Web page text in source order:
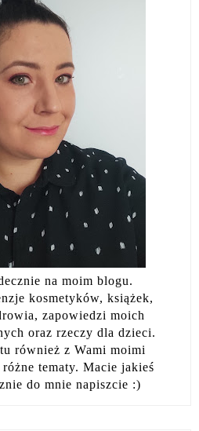
na moim blogu.
kosmetyków, książek,
zapowiedzi moich
oraz rzeczy dla dzieci.
również z Wami moimi
tematy. Macie jakieś
do mnie napiszcie :)